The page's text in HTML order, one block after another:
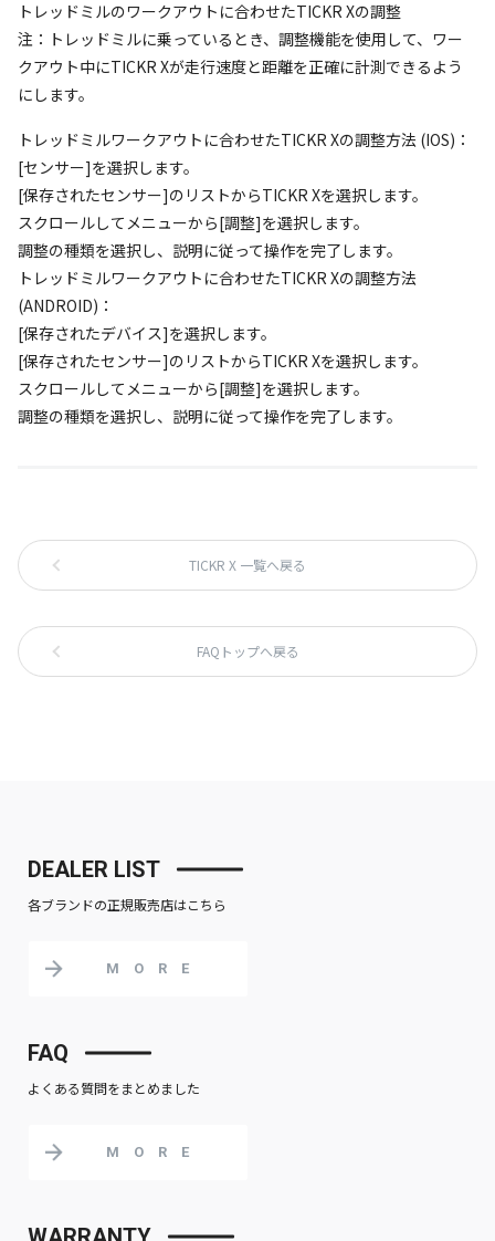
トレッドミルのワークアウトに合わせたTICKR Xの調整
注：トレッドミルに乗っているとき、調整機能を使用して、ワー
クアウト中にTICKR Xが走行速度と距離を正確に計測できるよう
にします。
トレッドミルワークアウトに合わせたTICKR Xの調整方法 (IOS)：
[センサー]を選択します。
[保存されたセンサー]のリストからTICKR Xを選択します。
スクロールしてメニューから[調整]を選択します。
調整の種類を選択し、説明に従って操作を完了します。
トレッドミルワークアウトに合わせたTICKR Xの調整方法
(ANDROID)：
[保存されたデバイス]を選択します。
[保存されたセンサー]のリストからTICKR Xを選択します。
スクロールしてメニューから[調整]を選択します。
調整の種類を選択し、説明に従って操作を完了します。
TICKR X 一覧へ戻る
FAQトップへ戻る
DEALER LIST
各ブランドの正規販売店はこちら
MORE
FAQ
よくある質問をまとめました
MORE